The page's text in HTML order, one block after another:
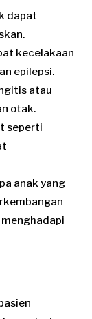
dapat
kecelakaan
epilepsi.
atau
otak.
seperti
anak yang